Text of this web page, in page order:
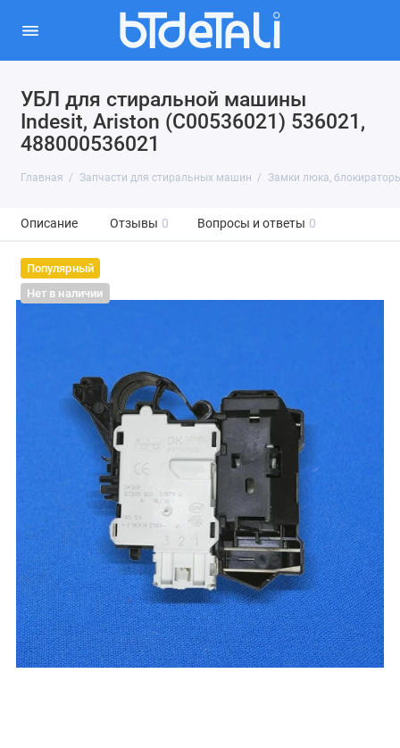
УБЛ для стиральной машины
Indesit, Ariston (C00536021) 536021,
488000536021
Главная Запчасти для стиральных машин Замки люка,
Описание Отзывы 0 Вопросы и ответы 0
Популярный
Нет в наличии